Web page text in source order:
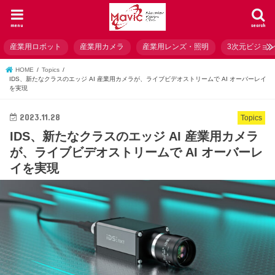
search
menu
産業用ロボット 産業用カメラ 産業用レンズ・照明 3次元ビジョ
HOME
Topics
IDS、新たなクラスのエッジ AI 産業用カメラが、ライブビデオストリームで AI オーバーレイ
を実現
Topics
2023.11.28
IDS、新たなクラスのエッジ AI 産業用カメラ
が、ライブビデオストリームで AI オーバーレ
イを実現